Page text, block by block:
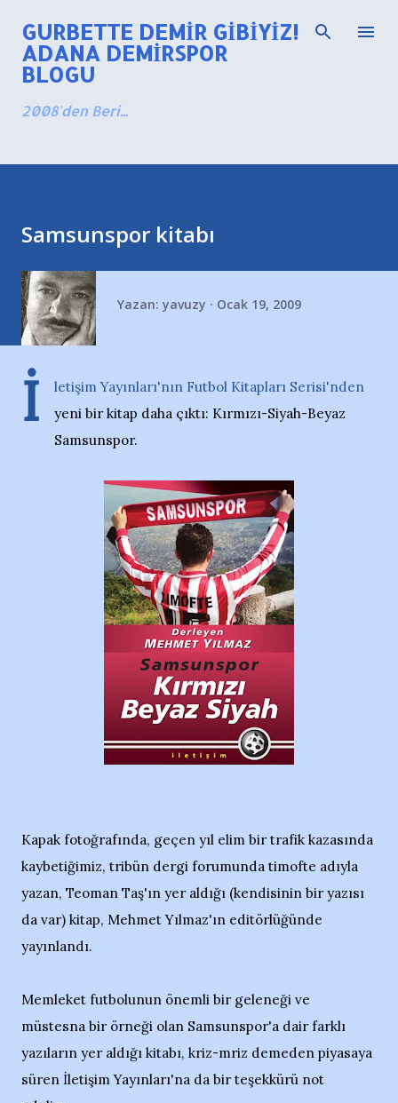
Ana içeriğe atla
GURBETTE DEMIR GIBIYIZ!
ADANA DEMIRSPOR
BLOGU
2008'den Beri...
Samsunspor kitabı
Yazan: yavuzy Ocak 19, 2009
İ
letişim Yayınları'nın Futbol Kitapları Serisi'nden
yeni bir kitap daha çıktı: Kırmızı-Siyah-Beyaz
Samsunspor.
Kapak fotoğrafında, geçen yıl elim bir trafik kazasında
kaybetiğimiz, tribün dergi forumunda timofte adıyla
yazan, Teoman Taş'ın yer aldığı (kendisinin bir yazısı
da var) kitap, Mehmet Yılmaz'ın editörlüğünde
yayınlandı.
Memleket futbolunun önemli bir geleneği ve
müstesna bir örneği olan Samsunspor'a dair farklı
yazıların yer aldığı kitabı, kriz-mriz demeden piyasaya
süren İletişim Yayınları'na da bir teşekkürü not